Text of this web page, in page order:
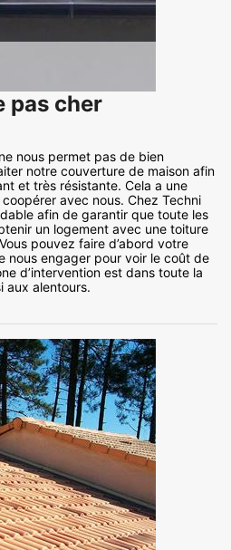
pas cher
nous permet pas de bien
notre couverture de maison afin
et très résistante. Cela a une
avec nous. Chez Techni
afin de garantir que toute les
un logement avec une toiture
pouvez faire d’abord votre
nous engager pour voir le coût de
d’intervention est dans toute la
aux alentours.